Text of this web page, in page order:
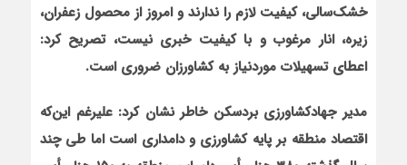
خشک‌سالی، کیفیت لازم را ندارند و امروز از محصول زعفران،
زیره، انار مرغوب و با کیفیت خبری نیست، تصریح کرد:
اعطای تسهیلات موردنیاز به کشاورزان ضروری است.
مدیر جهادکشاورزی بردسکن خاطر نشان کرد: علیرغم این‌که
اقتصاد منطقه بر پایه کشاورزی و دامداری است اما طی چند